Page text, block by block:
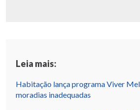
Leia mais:
Habitação lança programa Viver
moradias inadequadas